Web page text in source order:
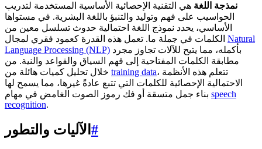
نمذجة اللغة هي التقنية الإحصائية الأساسية المستخدمة لتدريب
الحواسيب على فهم وتوليد والتنبؤ باللغة البشرية. في مستواها
الأساسي، يحدد نموذج اللغة احتمالية حدوث تسلسل معين من
Natural
Language Processing (NLP)
مطابقة الكلمات المفتاحية إلى فهم السياق والقواعد والنية. من
training data، تتعلم هذه الأنظمة
الاحتمالية الإحصائية للكلمات التي تتبع عادةً غيرها، مما يسمح لها
speech
recognition.
الآليات والتطور #